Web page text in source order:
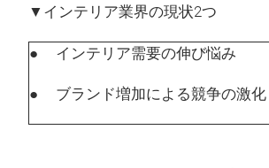
▼インテリア業界の現状2つ
● インテリア需要の伸び悩み
● ブランド増加による競争の激化